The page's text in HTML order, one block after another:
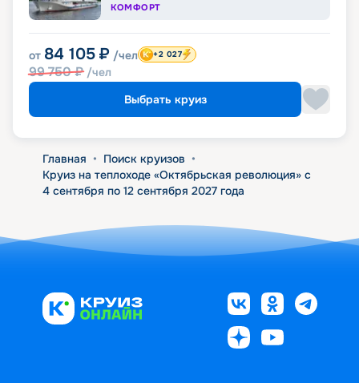
КОМФОРТ
от 84 105 ₽ /чел
99 750₽ /чел
+2 027
Выбрать круиз
Главная • Поиск круизов •
Круиз на теплоходе «Октябрьская революция» с
4 сентября по 12 сентября 2027 года